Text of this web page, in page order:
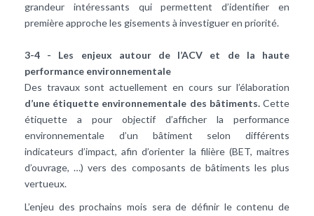
grandeur intéressants qui permettent d’identifier en
première approche les gisements à investiguer en priorité.
3-4 - Les enjeux autour de l’ACV et de la haute
performance environnementale
Des travaux sont actuellement en cours sur l’élaboration
d’une étiquette environnementale des bâtiments. Cette
étiquette a pour objectif d’afficher la performance
environnementale d’un bâtiment selon différents
indicateurs d’impact, afin d’orienter la filière (BET, maitres
d’ouvrage, …) vers des composants de bâtiments les plus
vertueux.
L’enjeu des prochains mois sera de définir le contenu de